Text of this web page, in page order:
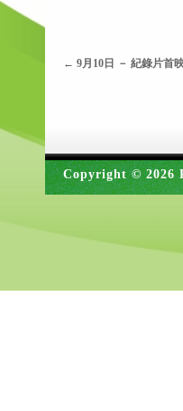
← 9月10日 － 紀錄片首
Copyright © 2026